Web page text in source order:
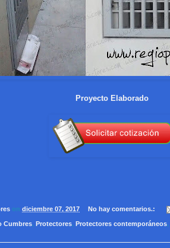
Proyecto Elaborado
on diciembre 07, 2017 No hay comentarios.:
Cumbres, Protectores, Protectores contemporáneos,